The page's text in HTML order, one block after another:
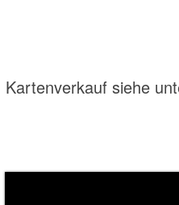
Kartenverkauf siehe